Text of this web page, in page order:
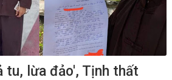
tu, lừa đảo', Tịnh thất